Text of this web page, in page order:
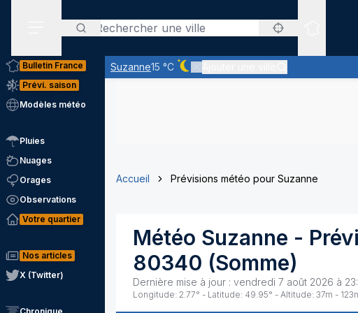
Rechercher
Sites
Suzanne15 °C
Ciel dégagé - quasiment pas de
Bulletin France
Prévi. saison
Modèles météo
Pluies
Nuages
Orages
Observations
Votre quartier
Nos articles
X (Twitter)
Accueil Prévisions météo pour Suzanne
Météo Suzanne -
80340 (Somme)
Dernière mise à jour : vendredi 7 août 2026 à
Longitude: 2.77° - Latitude: 49.95° - Altitude: 37m - 123